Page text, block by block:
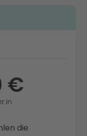
€
die